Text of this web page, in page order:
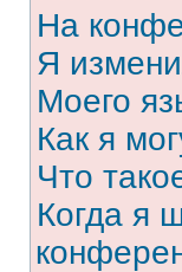
На
Я
Моего
Как я
Что
Когда я